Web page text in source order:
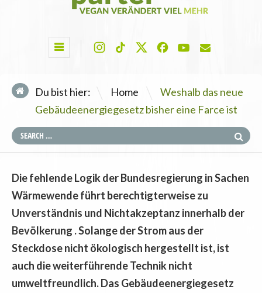
Du bist hier: Home \
Weshalb das neue
Gebäudeenergiegesetz bisher eine Farce ist
Die fehlende Logik der Bundesregierung in Sachen
Wärmewende führt berechtigterweise zu
Unverständnis und Nichtakzeptanz innerhalb der
Bevölkerung . Solange der Strom aus der
Steckdose nicht ökologisch hergestellt ist, ist
auch die weiterführende Technik nicht
umweltfreundlich. Das Gebäudeenergiegesetz